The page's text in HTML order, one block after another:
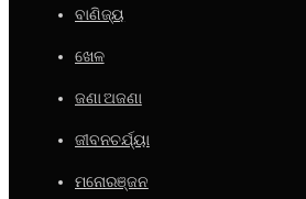
ବାଣିଜ୍ୟ
ଖେଳ
ଜଣା ଅଜଣା
ଜୀବନଚର୍ଯ୍ୟା
ମନୋରଞ୍ଜନ